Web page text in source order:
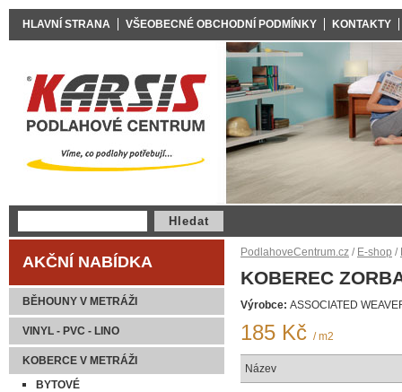
AKČNÍ NABÍDKA
BĚHOUNY V METRÁŽI
VINYL - PVC - LINO
KOBERCE V METRÁŽI
BYTOVÉ
PodlahoveCentrum.cz / E-shop /
KOBEREC
Výrobce: ASSOCIATED
185 Kč / m2
Název
HLAVNÍ STRANA VŠEOBECNÉ OBCHODNÍ PODMÍNKY KONTAKTY